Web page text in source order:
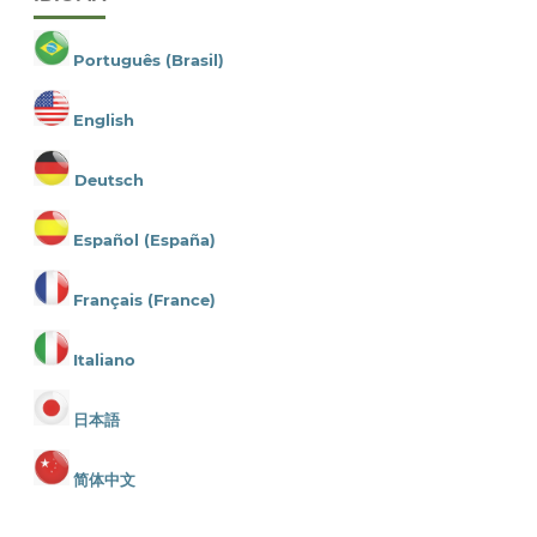
Português (Brasil)
English
Deutsch
Español (España)
Français (France)
Italiano
日本語
简体中文